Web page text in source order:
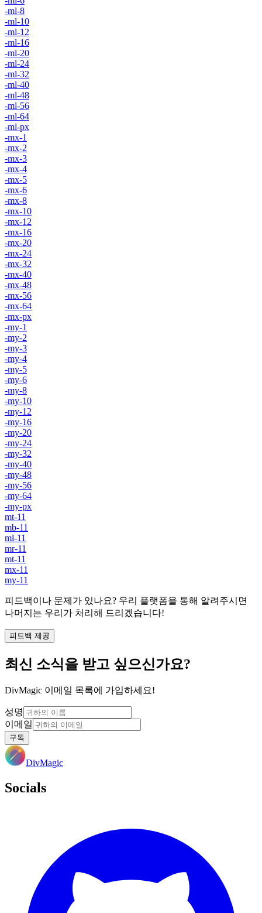
-ml-8
-ml-10
-ml-12
-ml-16
-ml-20
-ml-24
-ml-32
-ml-40
-ml-48
-ml-56
-ml-64
-ml-px
-mx-1
-mx-2
-mx-3
-mx-4
-mx-5
-mx-6
-mx-8
-mx-10
-mx-12
-mx-16
-mx-20
-mx-24
-mx-32
-mx-40
-mx-48
-mx-56
-mx-64
-mx-px
-my-1
-my-2
-my-3
-my-4
-my-5
-my-6
-my-8
-my-10
-my-12
-my-16
-my-20
-my-24
-my-32
-my-40
-my-48
-my-56
-my-64
-my-px
mt-11
mb-11
ml-11
mr-11
mt-11
mx-11
my-11
피드백이나 문제가 있나요? 우리 플랫폼을 통해 알려주시면
나머지는 우리가 처리해 드리겠습니다!
피드백 제공
최신 소식을 받고 싶으신가요?
DivMagic 이메일 목록에 가입하세요!
성명
이메일
구독
DivMagic
Socials